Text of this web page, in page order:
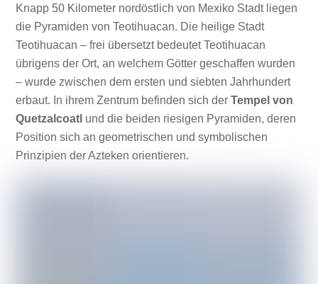
Knapp 50 Kilometer nordöstlich von Mexiko Stadt liegen
die Pyramiden von Teotihuacan. Die heilige Stadt
Teotihuacan – frei übersetzt bedeutet Teotihuacan
übrigens der Ort, an welchem Götter geschaffen wurden
– wurde zwischen dem ersten und siebten Jahrhundert
erbaut. In ihrem Zentrum befinden sich derTempel von
Quetzalcoatl und die beiden riesigen Pyramiden, deren
Position sich an geometrischen und symbolischen
Prinzipien der Azteken orientieren.